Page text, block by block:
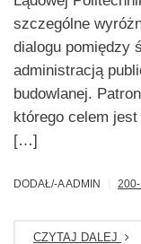
szczególne
dialogu pomiędzy
administracją
budowlanej.
którego celem
[…]
DODAŁ/-A ADMIN
CZYTAJ DALEJ